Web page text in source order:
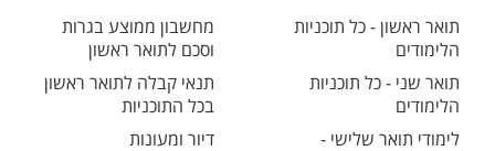
תואר ראשון - כל תוכניות
הלימודים
תואר שני - כל תוכניות
הלימודים
לימודי תואר שלישי -
מחשבון ממוצע בגרות
וסכם לתואר ראשון
תנאי קבלה לתואר ראשון
בכל התוכניות
דיור ומעונות